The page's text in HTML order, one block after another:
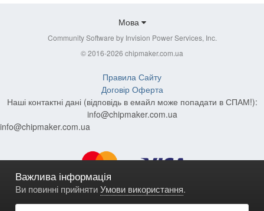
Мова
Community Software by Invision Power Services, Inc.
© 2016-2026 chipmaker.com.ua
Важлива інформація
Ви повинні прийнятиУмови використання.
Правила Сайту
Договір Оферта
Наші контактні дані (відповідь в емайл може попадати в СПАМ!):
info@chipmaker.com.ua
info@chipmaker.com.ua